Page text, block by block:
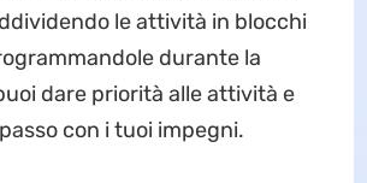
le attività in blocchi
durante la
dare priorità alle attività e
con i tuoi impegni.